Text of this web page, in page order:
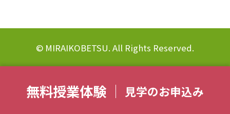
無料授業体験 見学のお申込み
© MIRAIKOBETSU. All Rights Reserved.